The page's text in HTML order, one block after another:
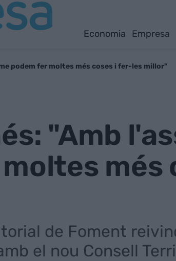
Economia Empresa
podem fer moltes més coses i fer-les millor"
"Amb
més
de Foment
el nou Consell